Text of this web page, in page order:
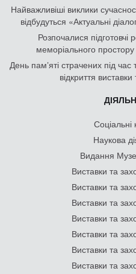
Найважливіші виклики
відбудуться «Актуальні
Розпочалися
меморіального
День памʼяті страчених під
відкриття
Соціальні
Наукова
Видання
Виставки та
Виставки та
Виставки та
Виставки та
Виставки та
Виставки та
Виставки та